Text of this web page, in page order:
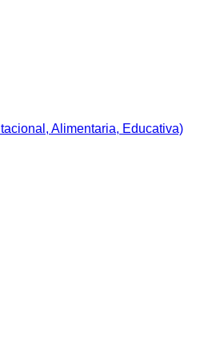
Alimentaria, Educativa)